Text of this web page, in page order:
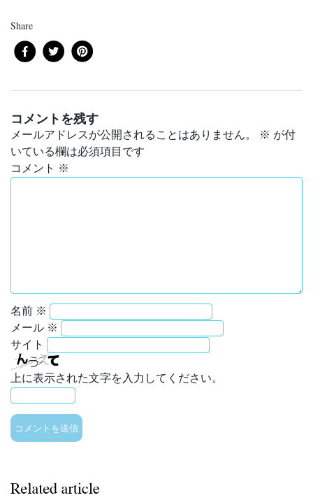
Share
コメントを残す
メールアドレスが公開されることはありません。 ※ が付
いている欄は必須項目です
コメント ※
名前 ※
メール ※
サイト
上に表示された文字を入力してください。